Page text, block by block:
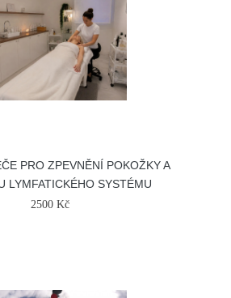
PRO ZPEVNĚNÍ POKOŽKY A
LYMFATICKÉHO SYSTÉMU
2500 Kč